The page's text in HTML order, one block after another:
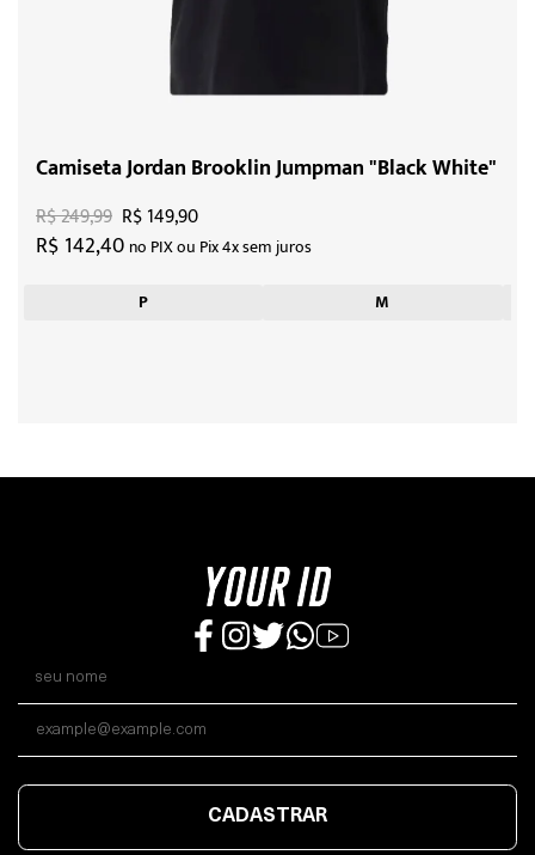
Camiseta Jordan Brooklin Jumpman "Black White"
R$ 142,40 no PIX ou Pix 4x sem juros
R$ 249,99 R$ 149,90
P M
CADASTRAR